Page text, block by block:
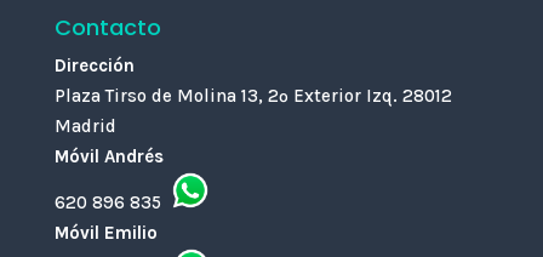
Contacto
Dirección
Plaza Tirso de Molina 13, 2º Exterior Izq. 28012
Madrid
Móvil Andrés
620 896 835
Móvil Emilio